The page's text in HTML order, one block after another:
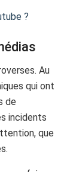
?
Au
qui ont
de
incidents
que